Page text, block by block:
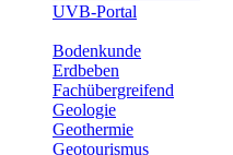
UVB-Portal
Bodenkunde
Erdbeben
Fachübergreifend
Geologie
Geothermie
Geotourismus